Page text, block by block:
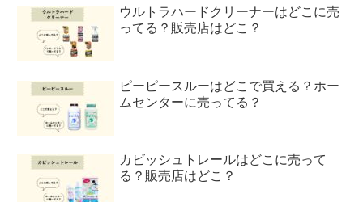
ウルトラハードクリーナーはどこに売
ってる？販売店はどこ？
ピーピースルーはどこで買える？ホー
ムセンターに売ってる？
カビッシュトレールはどこに売って
る？販売店はどこ？